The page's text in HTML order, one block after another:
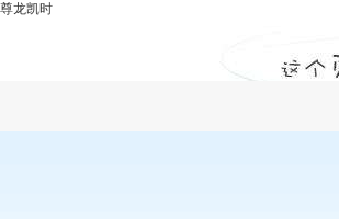
水利水电工程造价控制建议-
尊龙凯时